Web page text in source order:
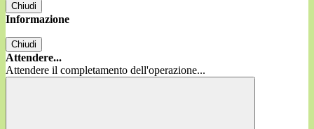
Chiudi
Informazione
Chiudi
Attendere...
Attendere il completamento dell'operazione...